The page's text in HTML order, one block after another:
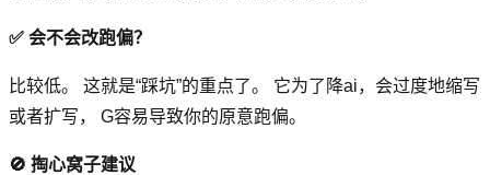
✅ 会不会改跑偏？
比较低。 这就是“踩坑”的重点了。 它为了降ai，会过度地缩写
或者扩写， G容易导致你的原意跑偏。
🚫 掏心窝子建议